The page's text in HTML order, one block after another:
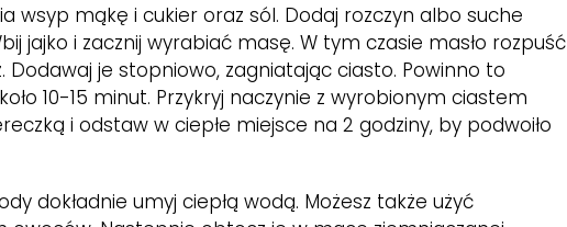
wsyp mąkę i cukier oraz sól. Dodaj rozczyn albo suche
jajko i zacznij wyrabiać masę. W tym czasie masło rozpuść
Dodawaj je stopniowo, zagniatając ciasto. Powinno to
10-15 minut. Przykryj naczynie z wyrobionym ciastem
i odstaw w ciepłe miejsce na 2 godziny, by podwoiło
dokładnie umyj ciepłą wodą. Możesz także użyć